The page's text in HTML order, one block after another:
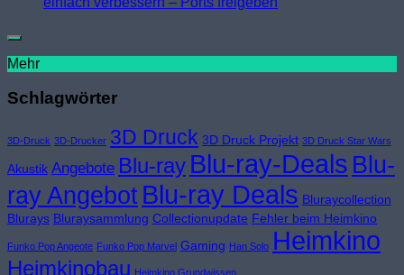
Mehr
Schlagwörter
3D-Druck 3D-Drucker 3D Druck 3D Druck Projekt 3D Druck Star Wars
Akustik Angebote Blu-ray Blu-ray-Deals Blu-
ray AngebotBlu-ray Deals Bluraycollection
Blurays Bluraysammlung Collectionupdate Fehler beim Heimkino
Funko Pop Angeote Funko Pop Marvel Gaming Han Solo Heimkino
Heimkinobau Heimkino Grundwissen